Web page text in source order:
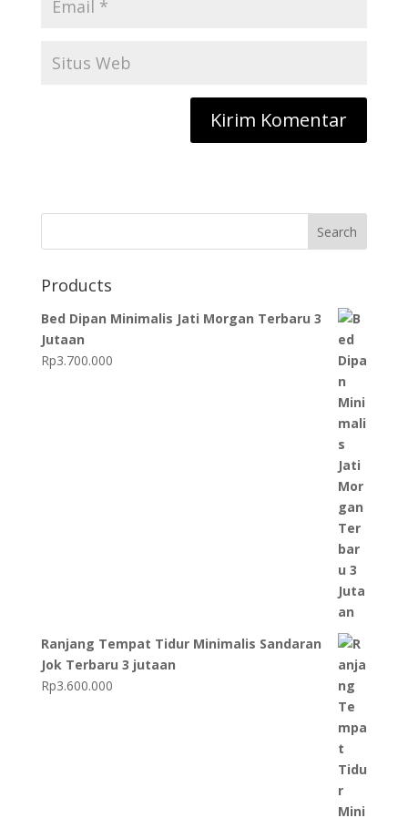
Search
Products
Bed Dipan Minimalis Jati Morgan Terbaru 3
Jutaan
Rp3.700.000
Ranjang Tempat Tidur Minimalis Sandaran
Jok Terbaru 3 jutaan
Rp3.600.000